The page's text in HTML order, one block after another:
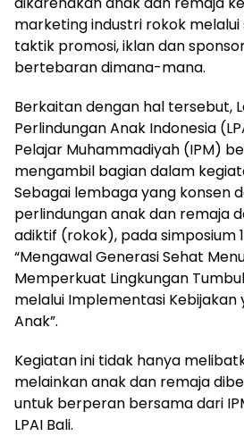
marketing industri rokok
taktik promosi, iklan dan
bertebaran dimana-mana.
Berkaitan dengan hal tersebut,
Perlindungan Anak Indonesia
Pelajar Muhammadiyah (IPM)
mengambil bagian dalam
Sebagai lembaga yang konsen
perlindungan anak dan remaja
adiktif (rokok), pada simposium
“Mengawal Generasi Sehat
Memperkuat Lingkungan
melalui Implementasi Kebijakan
Anak”.
Kegiatan ini tidak hanya
melainkan anak dan remaja
untuk berperan bersama dari
LPAI Bali.